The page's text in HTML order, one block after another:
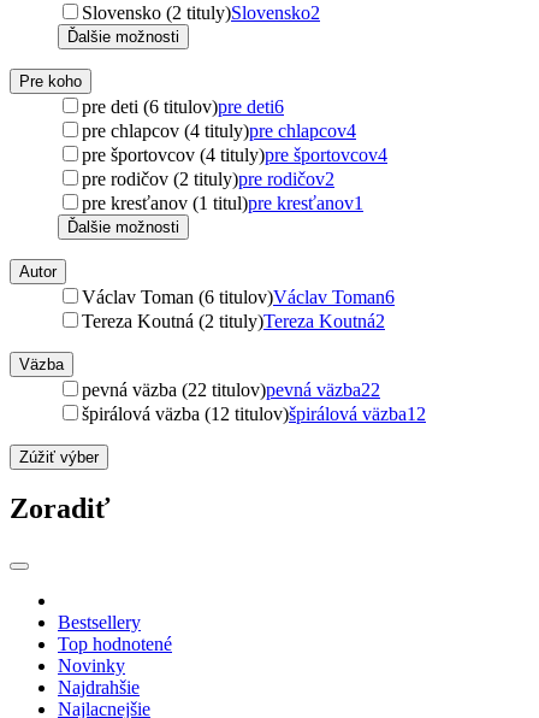
Slovensko (2 tituly)Slovensko2
Ďalšie možnosti
Pre koho
pre deti (6 titulov)pre deti6
pre chlapcov (4 tituly)pre chlapcov4
pre športovcov (4 tituly)pre športovcov4
pre rodičov (2 tituly)pre rodičov2
pre kresťanov (1 titul)pre kresťanov1
Ďalšie možnosti
Autor
Václav Toman (6 titulov)Václav Toman6
Tereza Koutná (2 tituly)Tereza Koutná2
Väzba
pevná väzba (22 titulov)pevná väzba22
špirálová väzba (12 titulov)špirálová väzba12
Zúžiť výber
Zoradiť
Bestsellery
Top hodnotené
Novinky
Najdrahšie
Najlacnejšie